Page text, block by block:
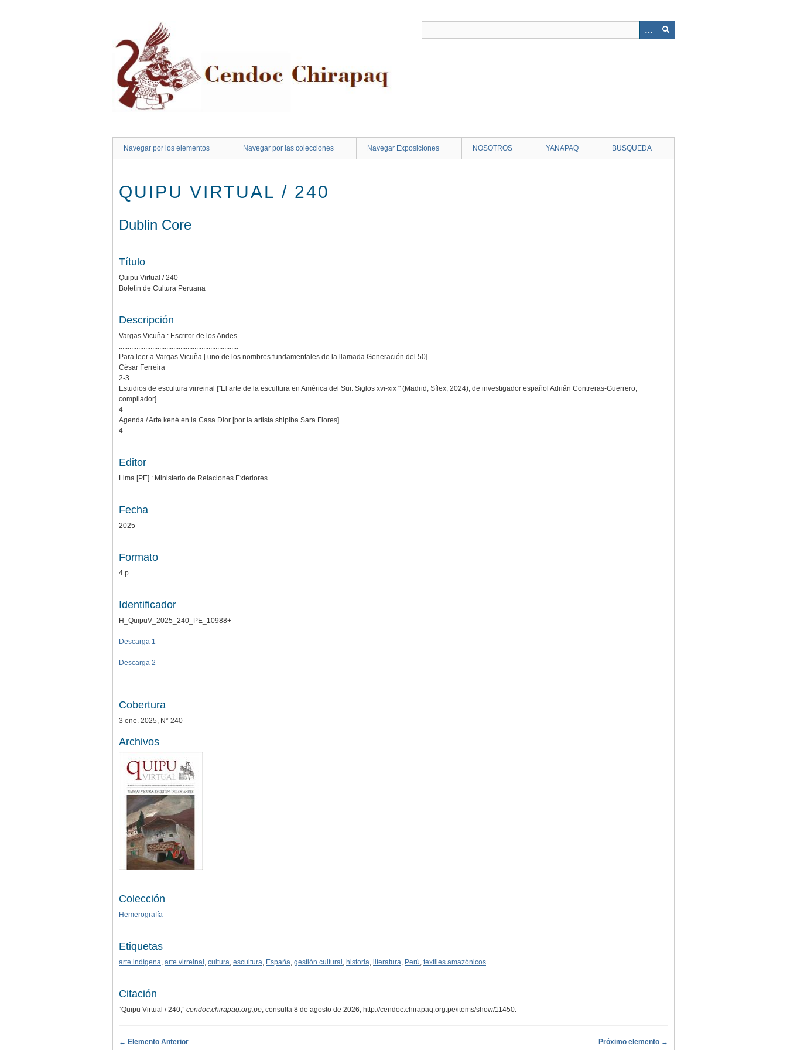
Navegar por los elementos Navegar por las colecciones Navegar Exposiciones NOSOTROS YANAPAQ BUSQUEDA
QUIPU VIRTUAL / 240
Dublin Core
Título
Quipu Virtual / 240
Boletín de Cultura Peruana
Descripción
Vargas Vicuña : Escritor de los Andes
Para leer a Vargas Vicuña [ uno de los nombres fundamentales de la llamada Generación del 50]
César Ferreira
2-3
Estudios de escultura virreinal ["El arte de la escultura en América del Sur. Siglos xvi-xix " (Madrid, Sílex, 2024), de investigador español Adrián Contreras-Guerrero,
compilador]
4
Agenda / Arte kené en la Casa Dior [por la artista shipiba Sara Flores]
4
Editor
Lima [PE] : Ministerio de Relaciones Exteriores
Fecha
2025
Formato
4 p.
Identificador
H_QuipuV_2025_240_PE_10988+
Descarga 1
Descarga 2
Cobertura
3 ene. 2025, N° 240
Archivos
Colección
Hemerografía
Etiquetas
arte indígena arte virreinal cultura escultura España gestión cultural historia literatura Perú textiles amazónicos
Citación
“Quipu Virtual / 240,” cendoc.chirapaq.org.pe , consulta 8 de agosto de 2026, http://cendoc.chirapaq.org.pe/items/show/11450
← Elemento Anterior Próximo elemento →